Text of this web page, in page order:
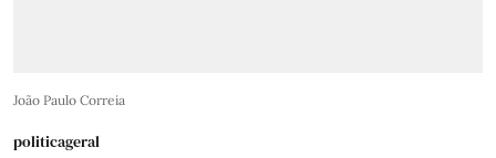
João Paulo Correia
politicageral